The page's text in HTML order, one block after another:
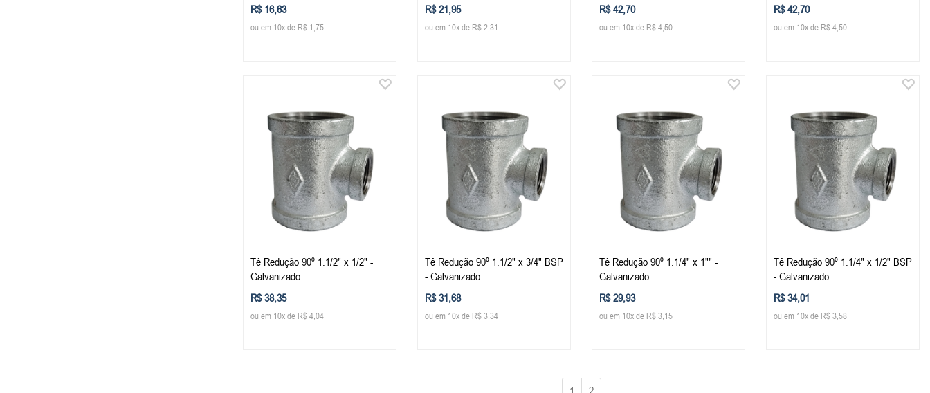
R$ 16,63
ou em 10x de R$ 1,75
R$ 21,95
ou em 10x de R$ 2,31
R$ 42,70
ou em 10x de R$ 4,50
R$ 42,70
ou em 10x de R$ 4,50
Tê Redução 90º 1.1/2" x 1/2" -
Galvanizado
R$ 38,35
ou em 10x de R$ 4,04
Tê Redução 90º 1.1/2" x 3/4" BSP
- Galvanizado
R$ 31,68
ou em 10x de R$ 3,34
Tê Redução 90º 1.1/4" x 1"" -
Galvanizado
R$ 29,93
ou em 10x de R$ 3,15
Tê Redução 90º 1.1/4" x 1/2" BSP
- Galvanizado
R$ 34,01
ou em 10x de R$ 3,58
1 2